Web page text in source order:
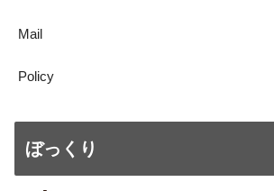
Mail
Policy
ぼっくり